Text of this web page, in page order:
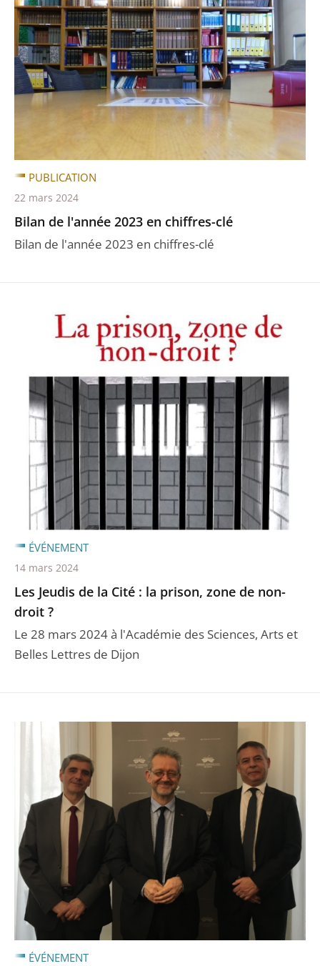
Bilan de l'année 2023 en chiffres-clé
Bilan de l'année 2023 en chiffres-clé
PUBLICATION
22 mars 2024
Les Jeudis de la Cité : la prison, zone de non-
droit ?
Le 28 mars 2024 à l'Académie des Sciences, Arts et
Belles Lettres de Dijon
ÉVÉNEMENT
14 mars 2024
ÉVÉNEMENT